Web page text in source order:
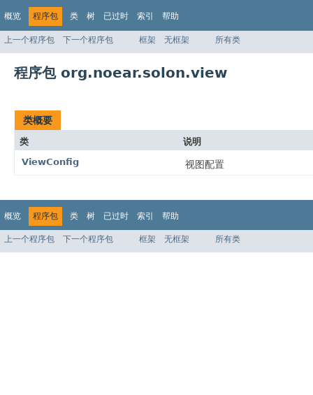
概览 程序包 类 树 已过时 索引 帮助
上一个程序包 下一个程序包 框架 无框架 所有类
程序包 org.noear.solon.view
类概要
类
说明
ViewConfig
视图配置
概览 程序包 类 树 已过时 索引 帮助
上一个程序包 下一个程序包 框架 无框架 所有类